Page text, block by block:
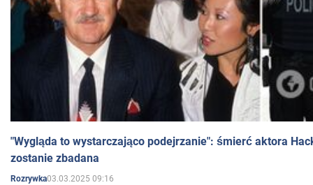
"Wygląda to wystarczająco podejrzanie": śmierć aktora
zostanie zbadana
Rozrywka03.03.2025 09:16